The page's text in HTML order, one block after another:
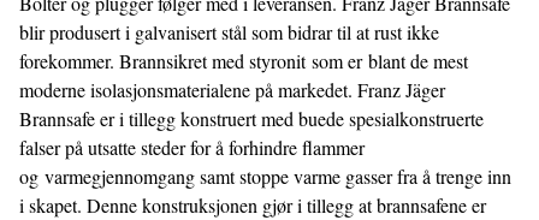
blir produsert i galvanisert stål som bidrar til at rust ikke
forekommer. Brannsikret med styronit som er blant de mest
moderne isolasjonsmaterialene på markedet. Franz Jäger
Brannsafe er i tillegg konstruert med buede spesialkonstruerte
falser på utsatte steder for å forhindre flammer
og varmegjennomgang samt stoppe varme gasser fra å trenge inn
i skapet. Denne konstruksjonen gjør i tillegg at brannsafene er